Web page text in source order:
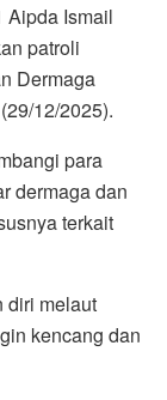
Aipda Ismail
patroli
Dermaga
12/2025).
para
dermaga dan
terkait
diri melaut
kencang dan